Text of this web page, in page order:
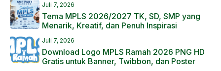
Juli 7, 2026
Tema MPLS 2026/2027 TK, SD, SMP yang
Menarik, Kreatif, dan Penuh Inspirasi
Juli 7, 2026
Download Logo MPLS Ramah 2026 PNG HD
Gratis untuk Banner, Twibbon, dan Poster